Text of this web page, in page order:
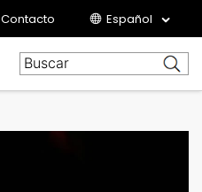
Contacto Español